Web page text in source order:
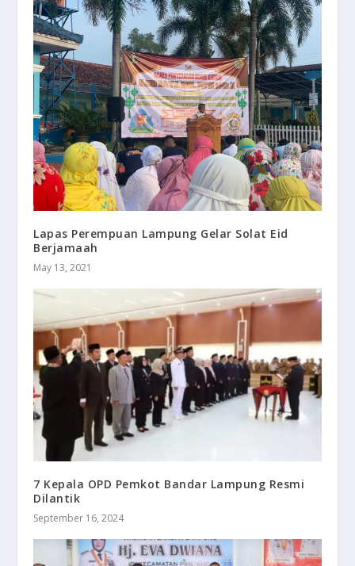
Lapas Perempuan Lampung Gelar Solat Eid
Berjamaah
May 13, 2021
7 Kepala OPD Pemkot Bandar Lampung Resmi
Dilantik
September 16, 2024